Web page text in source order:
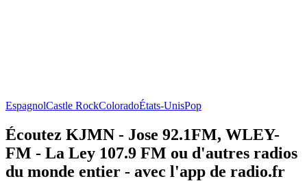
EspagnolCastle RockColoradoÉtats-UnisPop
Écoutez KJMN - Jose 92.1FM, WLEY-
FM - La Ley 107.9 FM ou d'autres radios
du monde entier - avec l'app de radio.fr